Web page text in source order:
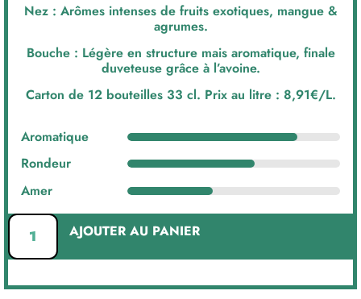
Nez : Arômes intenses de fruits exotiques, mangue &
agrumes.
Bouche : Légère en structure mais aromatique, finale
duveteuse grâce à l’avoine.
Carton de 12 bouteilles 33 cl. Prix au litre : 8,91€/L.
Aromatique
Rondeur
Amer
AJOUTER AU PANIER